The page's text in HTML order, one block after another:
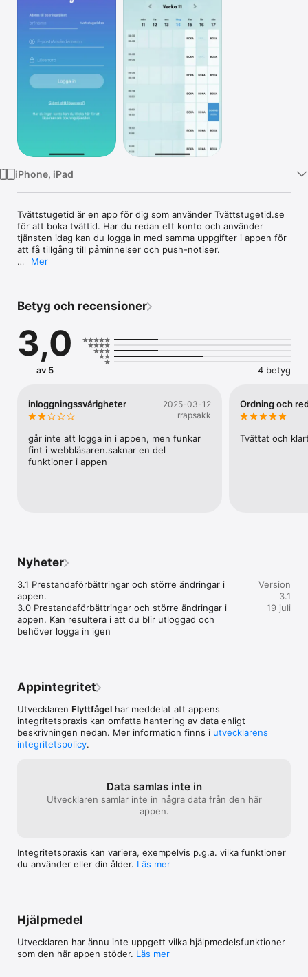
iPhone, iPad
Tvättstugetid är en app för dig som använder Tvättstugetid.se
för att boka tvättid. Har du redan ett konto och använder
tjänsten idag kan du logga in med samma uppgifter i appen för
att få tillgång till påminnelser och push-notiser.
Mer
Betyg och recensioner
3,0
av 5 4 betyg
inloggningssvårigheter
2025-03-12
rrapsakk
går inte att logga in i appen, men funkar
fint i webbläsaren.saknar en del
funktioner i appen
Ordning och
Tvättat och
Nyheter
3.1 Prestandaförbättringar och större ändringar i
appen.
3.0 Prestandaförbättringar och större ändringar i
appen. Kan resultera i att du blir utloggad och
behöver logga in igen
Version
3.1
19 juli
Appintegritet
Utvecklaren Flyttfågel har meddelat att appens
integritetspraxis kan omfatta hantering av data enligt
beskrivningen nedan. Mer information finns i utvecklarens
integritetspolicy.
Data samlas inte in
Utvecklaren samlar inte in några data från den här
appen.
Integritetspraxis kan variera, exempelvis p.g.a. vilka funktioner
du använder eller din ålder. Läs mer
Hjälpmedel
Utvecklaren har ännu inte uppgett vilka hjälpmedels­funktioner
som den här appen stöder. Läs mer